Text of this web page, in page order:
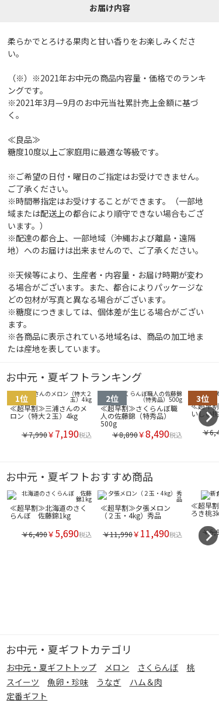
お届け内容
柔らかでとろける果肉と甘い香りをお楽しみくださ
い。
（※）※2021年お中元の商品内容量・価格でのランキ
ングです。
※2021年3月—9月のお中元当社累計売上金額に基づ
く。
≪良品≫
糖度10度以上ご家庭用に最適な等級です。
※ご希望の日付・曜日のご指定はお受けできません。
ご了承ください。
※時間帯指定はお受けすることができます。（一部地
域または配送上の都合により順守できない場合もござ
います。）
※配達の都合上、一部地域（沖縄および離島・遠隔
地）へのお届けは出来ませんので、ご了承ください。
※天候等により、生産者・内容量・お届け時期が変わ
る場合がございます。また、都合によりパッケージな
どの包材が写真と異なる場合がございます。
※糖度につきましては、個体差が生じる場合がござい
ます。
※各商品に表示されている地域名は、商品の加工地ま
たは産地を表しています。
お中元・夏ギフトランキング
≪超早割≫三浦さんのメ
ロン（特大２玉）4kg
￥7,990￥ 7,190税込
≪超早割≫さくらんぼ職
人の佐藤錦（特秀品）
500g
￥8,890￥8,490税込
≪超早
いしい桃
￥
お中元・夏ギフトおすすめ商品
≪超早割≫北海道のさく
らんぼ 佐藤錦1kg
￥6,490￥ 5,690税込
≪超早割≫夕張メロン
（２玉・4kg）秀品
￥11,990￥ 11,490税込
≪超早
ろき桃3kg
￥
お中元・夏ギフトカテゴリ
お中元・夏ギフトトップ メロン さくらんぼ
桃
スイーツ
魚卵・珍味 うなぎ
ハム＆肉
定番ギフト